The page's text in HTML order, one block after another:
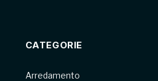
CATEGORIE
Arredamento